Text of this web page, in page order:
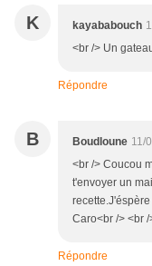
K kayababouch
<br /> Un
Répondre
B Boudloune 11/
<br /> Coucou
t'envoyer un
Caro<br /> <br /
Répondre